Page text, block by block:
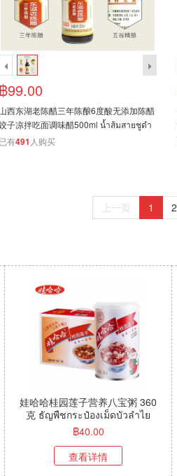
฿99.00
山西东湖老陈醋三年陈酿6度酸无添加陈醋
子凉拌吃面调味醋500ml น้ำส้มสายชูดำ
ตงหู่
已有491 人购买
上一页 1 2
【整箱ลัง】康师傅红烧牛肉面
109g*12桶 มาม่าคัพ
ตรา"คังซือฝู" (แดง)10个月
฿510.00
查看详情